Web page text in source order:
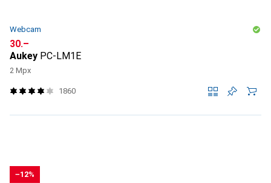
Webcam
CHF
30.–
Aukey PC-LM1E
2 Mpx
1860
−12%